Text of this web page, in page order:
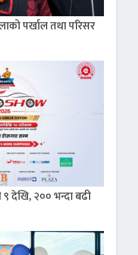
पर्खाल तथा परिसर
देखि, २०० भन्दा बढी